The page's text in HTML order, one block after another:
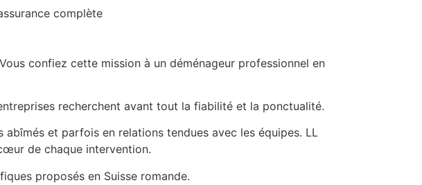
complète
confiez cette mission à un déménageur professionnel en
recherchent avant tout la fiabilité et la ponctualité.
et parfois en relations tendues avec les équipes. LL
de chaque intervention.
proposés en Suisse romande.